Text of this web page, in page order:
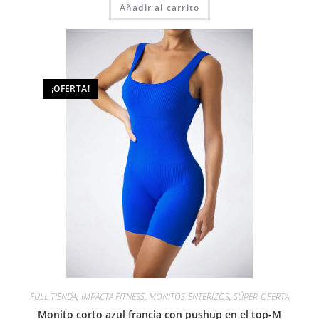
Añadir al carrito
¡OFERTA!
FULL TIENDA, IMPACTA FITNESS, MONITOS-ENTERIZOS, SÚPER-OFERTA
Monito corto azul francia con pushup en el top-M